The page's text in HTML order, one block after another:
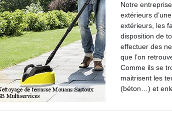
Notre
extérieurs
extérieurs, les
disposition de
effectuer des
que l’on
Comme ils se
maitrisent les
(béton…) et